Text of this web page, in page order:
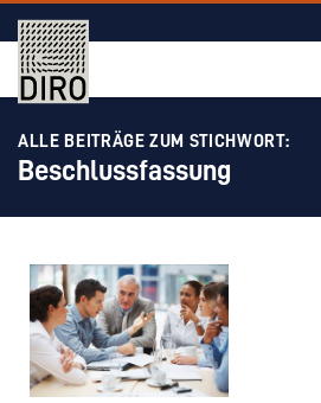
ALLE BEITRÄGE ZUM STICHWORT:
Beschlussfassung